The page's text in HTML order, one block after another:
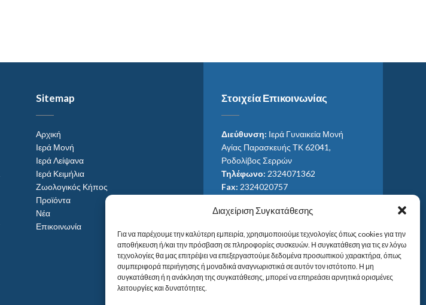
Διαχείριση Συγκατάθεσης
Για να παρέχουμε την καλύτερη εμπειρία, χρησιμοποιούμε τεχνολογίες όπως cookies για την
αποθήκευση ή/και την πρόσβαση σε πληροφορίες συσκευών. Η συγκατάθεση για τις εν λόγω
τεχνολογίες θα μας επιτρέψει να επεξεργαστούμε δεδομένα προσωπικού χαρακτήρα, όπως
συμπεριφορά περιήγησης ή μοναδικά αναγνωριστικά σε αυτόν τον ιστότοπο. Η μη
συγκατάθεση ή η ανάκληση της συγκατάθεσης, μπορεί να επηρεάσει αρνητικά ορισμένες
λειτουργίες και δυνατότητες.
Sitemap
Αρχική
Ιερά Μονή
Ιερά Λείψανα
Ιερά Κειμήλια
Ζωολογικός Κήπος
Προϊόντα
Νέα
Επικοινωνία
Στοιχεία Επικοινωνίας
Διεύθυνση: Ιερά Γυναικεία Μονή
Αγίας Παρασκευής ΤΚ 62041,
Ροδολίβος Σερρών
Τηλέφωνο: 2324071362
Fax: 2324020757
Email:info@im-agparaskevis.gr
Από ανατολή έως και δύση του ηλίου.